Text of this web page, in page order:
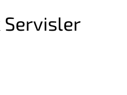
Servisler